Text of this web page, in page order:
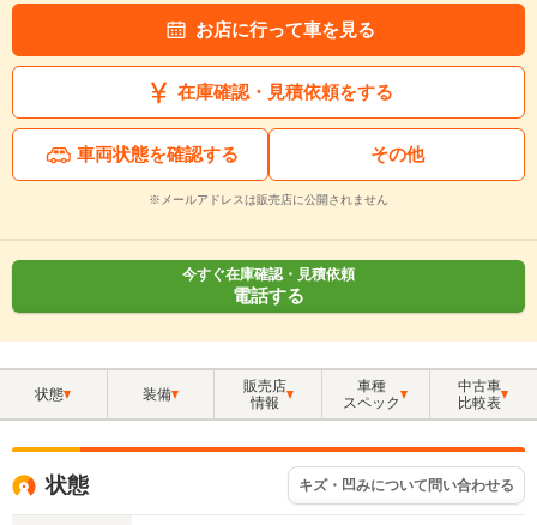
お店に行って車を見る
在庫確認・見積依頼をする
車両状態を確認する その他
※メールアドレスは販売店に公開されません
今すぐ在庫確認・見積依頼
電話する
状態 装備
販売店
情報
車種
スペック
中古車
比較表
状態 キズ・凹みについて問い合わせる